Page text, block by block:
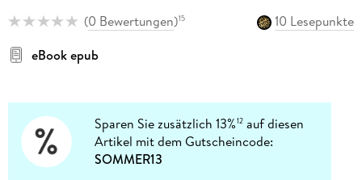
(0 Bewertungen)15
10 Lesepunkte
eBook epub
Sparen Sie zusätzlich 13%12 auf diesen
Artikel mit dem Gutscheincode:
SOMMER13